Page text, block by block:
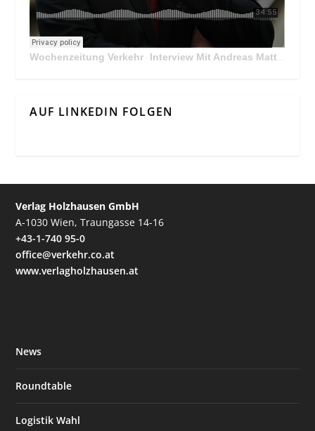
Wochenzeitung Verkehr · Interview Mit Andreas Matthä, CEO der ÖBB Holding
AUF LINKEDIN FOLGEN
Verlag Holzhausen GmbH
A-1030 Wien, Traungasse 14-16
+43-1-740 95-0
office@verkehr.co.at
www.verlagholzhausen.at
News
Roundtable
Logistik Wahl